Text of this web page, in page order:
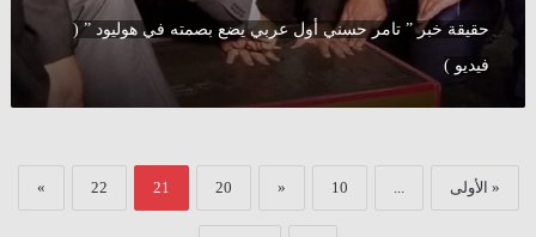
)
حقيقة خبر ” تامر حسني أول عربي يضع بصمته في هوليود ” (
فيديو )
« الأولى ...
10
«
20
21
22
»